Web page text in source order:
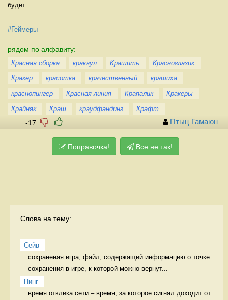
будет.
#Геймеры
рядом по алфавиту:
Красная сборка кракнул Крашить
Красноглазик
Кракер
красотка крачественный
крашиха
краснопингер
Красная линия Крапалик
Кракеры
Крайняк
Краш краудфандинг Крафт
-17 Птыц Гамаюн
Поправочка! Все не так!
Слова на тему:
Сейв
сохраненая игра, файл, содержащий информацию о точке
сохранения в игре, к которой можно вернут...
Пинг
время отклика сети – время, за которое сигнал доходит от